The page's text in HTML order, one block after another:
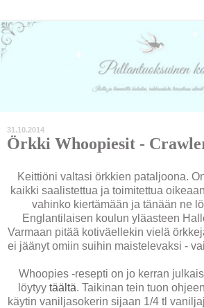
31.10.2014
Örkki Whoopiesit -
Keittiöni valtasi örkkien pataljoona.
kaikki saalistettua ja toimitettua
vahinko kiertämään ja tänään ne
Englantilaisen koulun yläasteen
Varmaan pitää kotiväellekin vielä
ei jäänyt omiin suihin maistelevaksi -
Whoopies -resepti on jo kerran
löytyy täältä. Taikinan tein tuon
käytin vaniljasokerin sijaan 1/4 tl